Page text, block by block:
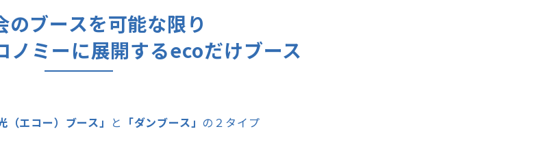
のブースを可能な限り
ノミーに展開するecoだけブース
（エコー）ブース」 と 「ダンブース」 の２タイプ